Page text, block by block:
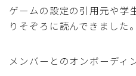
ゲームの設定の引用元や学
りそぞろに読んできました。
メンバーとのオンボーディ